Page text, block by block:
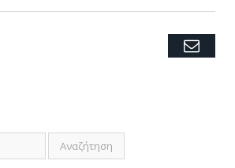
Twitter
Facebook
Google+
Pinterest
LinkedIn
Tumblr